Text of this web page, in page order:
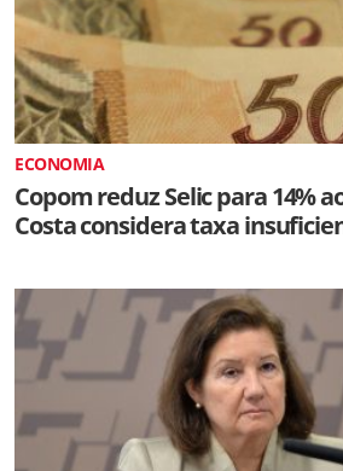
ECONOMIA
Copom reduz Selic para 14%
Costa considera taxa